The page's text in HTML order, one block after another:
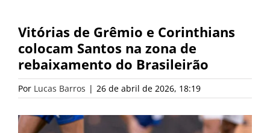
Vitórias de Grêmio e Corinthians
colocam Santos na zona de
rebaixamento do Brasileirão
Por Lucas Barros | 26 de abril de 2026, 18:19